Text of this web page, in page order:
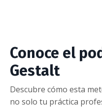
Conoce el
Gestalt
Descubre cómo esta
no solo tu práctica